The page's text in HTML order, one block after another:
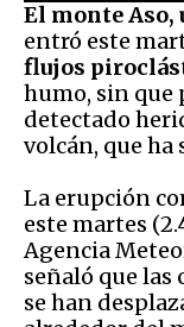
El monte Aso,
entró este
flujos
humo, sin que
detectado
volcán, que ha
La erupción
este martes
Agencia
señaló que las
se han